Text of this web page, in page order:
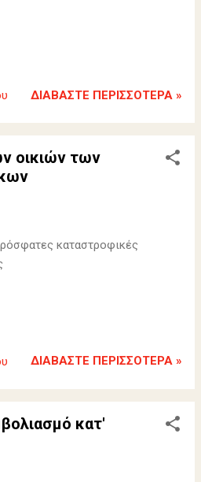
ΔΙΑΒΆΣΤΕ ΠΕΡΙΣΣΌΤΕΡΑ »
οικιών των
καταστροφικές
ΔΙΑΒΆΣΤΕ ΠΕΡΙΣΣΌΤΕΡΑ »
κατ'